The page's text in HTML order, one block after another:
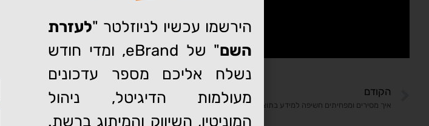
הקודם
איך מסירים ומפחיתים חשיפה למידע בתוצאות החיפוש?
הירשמו עכשיו לניוזלטר "לעזרת
השם
" של eBrand, ומדי חודש
נשלח אליכם מספר עדכונים
מעולמות הדיגיטל, ניהול
המוניטין, השיווק והמיתוג ברשת.